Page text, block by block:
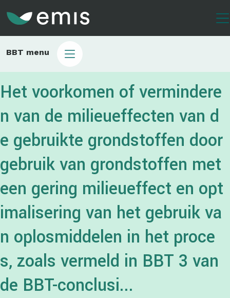
gaan
Main
BBT menu
Het voorkomen of vermindere
n van de milieueffecten van d
e gebruikte grondstoffen door
gebruik van grondstoffen met
een gering milieueffect en opt
imalisering van het gebruik va
n oplosmiddelen in het proce
s, zoals vermeld in BBT 3 van
de BBT-conclusi...